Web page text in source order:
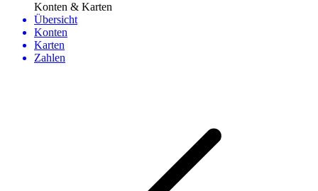
Konten & Karten
Übersicht
Konten
Karten
Zahlen